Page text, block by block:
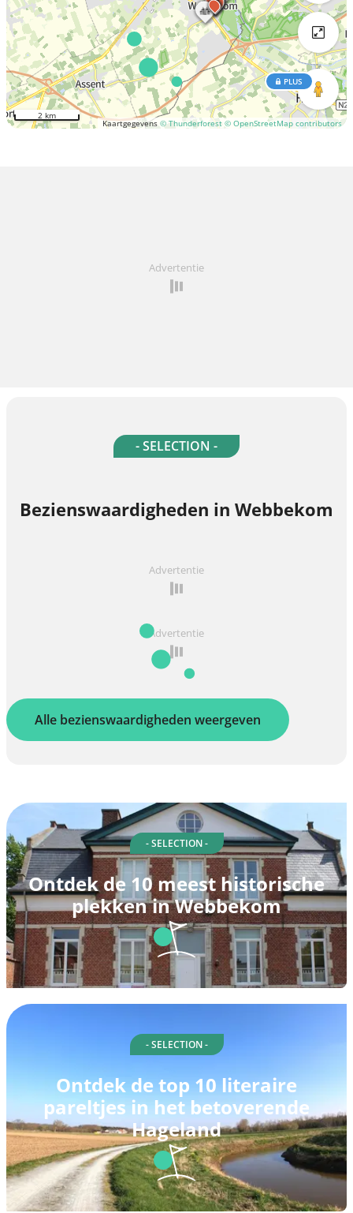
Kaartgegevens © Thunderforest © OpenStreetMap contributors
PLUS
2 km
Advertentie
- SELECTION -
Bezienswaardigheden in Webbekom
Advertentie
Advertentie
Alle bezienswaardigheden weergeven
- SELECTION -
Ontdek de 10 meest historische
plekken in Webbekom
- SELECTION -
Ontdek de top 10 literaire
pareltjes in het betoverende
Hageland